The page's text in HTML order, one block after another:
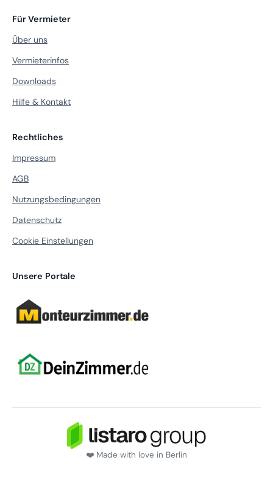
Für Vermieter
Über uns
Vermieterinfos
Downloads
Hilfe & Kontakt
Rechtliches
Impressum
AGB
Nutzungsbedingungen
Datenschutz
Cookie Einstellungen
Unsere Portale
❤️ Made with love in Berlin